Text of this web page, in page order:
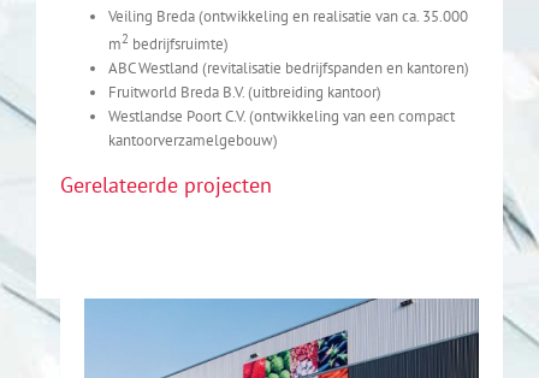
Veiling Breda (ontwikkeling en realisatie van ca. 35.000
m2 bedrijfsruimte)
ABC Westland (revitalisatie bedrijfspanden en kantoren)
Fruitworld Breda B.V. (uitbreiding kantoor)
Westlandse Poort C.V. (ontwikkeling van een compact
kantoorverzamelgebouw)
Gerelateerde projecten